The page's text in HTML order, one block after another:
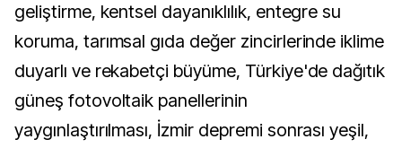
geliştirme, kentsel dayanıklılık, entegre su
koruma, tarımsal gıda değer zincirlerinde iklime
duyarlı ve rekabetçi büyüme, Türkiye'de dağıtık
güneş fotovoltaik panellerinin
yaygınlaştırılması, İzmir depremi sonrası yeşil,